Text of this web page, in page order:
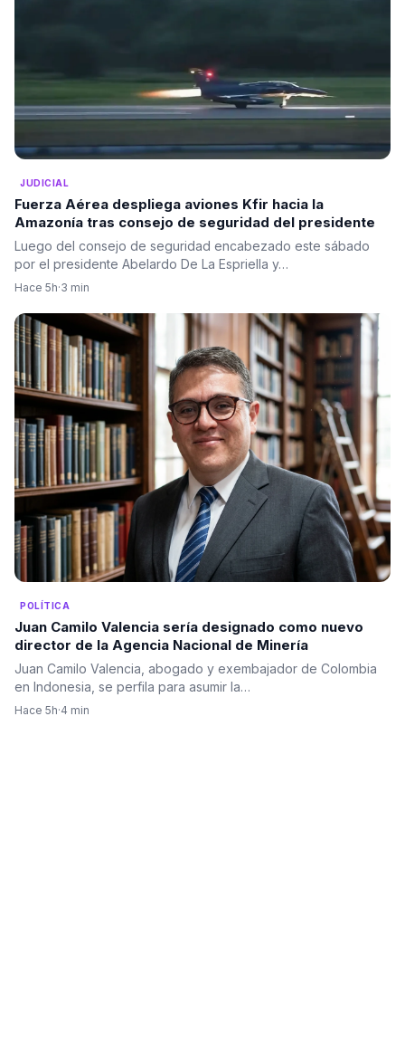
JUDICIAL
Fuerza Aérea despliega aviones Kfir hacia la
Amazonía tras consejo de seguridad del presidente
Luego del consejo de seguridad encabezado este sábado
por el presidente Abelardo De La Espriella y…
Hace 5h·3 min
POLÍTICA
Juan Camilo Valencia sería designado como nuevo
director de la Agencia Nacional de Minería
Juan Camilo Valencia, abogado y exembajador de Colombia
en Indonesia, se perfila para asumir la…
Hace 5h·4 min